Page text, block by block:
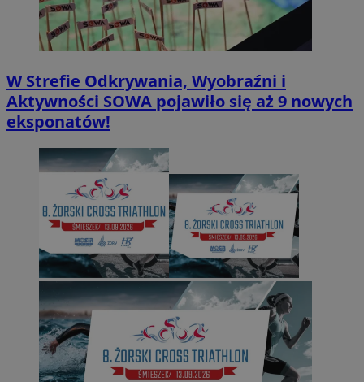
W Strefie Odkrywania, Wyobraźni i
Aktywności SOWA pojawiło się aż 9 nowych
eksponatów!